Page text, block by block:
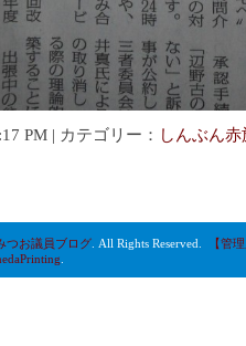
PM | カテゴリー： しんぶん赤
つお議員ブログ . All Rights Reserved.
【管